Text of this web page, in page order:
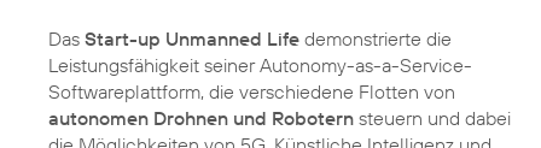
Das Start-up Unmanned Life demonstrierte die
Leistungsfähigkeit seiner Autonomy-as-a-Service-
Softwareplattform, die verschiedene Flotten von
autonomen Drohnen und Robotern steuern und dabei